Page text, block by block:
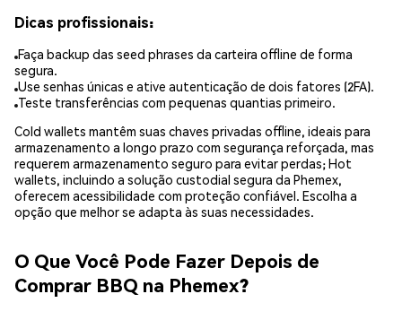
Dicas profissionais:
Faça backup das seed phrases da carteira offline de forma
segura.
Use senhas únicas e ative autenticação de dois fatores (2FA).
Teste transferências com pequenas quantias primeiro.
Cold wallets mantêm suas chaves privadas offline, ideais para
armazenamento a longo prazo com segurança reforçada, mas
requerem armazenamento seguro para evitar perdas; Hot
wallets, incluindo a solução custodial segura da Phemex,
oferecem acessibilidade com proteção confiável. Escolha a
opção que melhor se adapta às suas necessidades.
O Que Você Pode Fazer Depois de
Comprar BBQ na Phemex?